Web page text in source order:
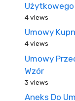
Użytkowego
4 views
Umowy
4 views
Umowy
Wzór
3 views
Aneks Do